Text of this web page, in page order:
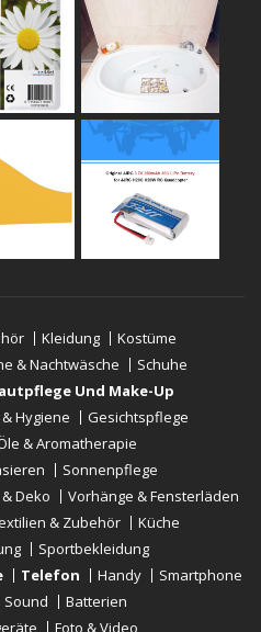
Kleidung
Kostüme
& Nachtwäsche
Schuhe
Und Make-Up
Hygiene
Gesichtspflege
& Aromatherapie
Sonnenpflege
Deko
Vorhänge & Fensterläden
& Zubehör
Küche
Sportbekleidung
Telefon Handy
Smartphone
Sound
Batterien
Foto & Video